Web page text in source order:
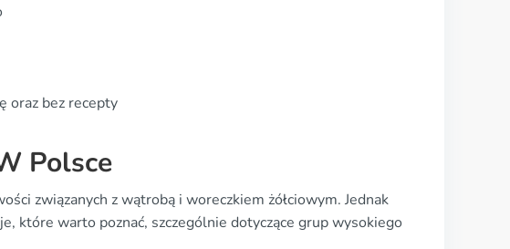
oraz bez recepty
Polsce
związanych z wątrobą i woreczkiem żółciowym. Jednak
które warto poznać, szczególnie dotyczące grup wysokiego